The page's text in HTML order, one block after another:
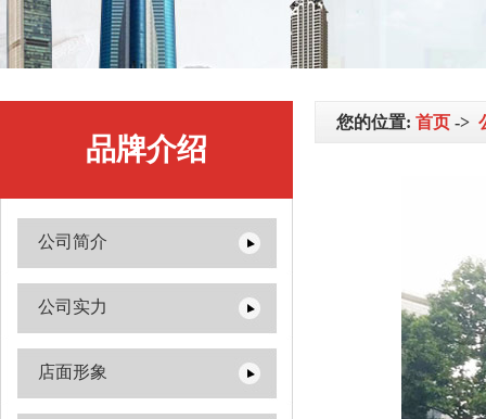
公司简介
店面形象
品牌介绍
公司简介
公司实力
店面形象
您的位置: 首页 ->